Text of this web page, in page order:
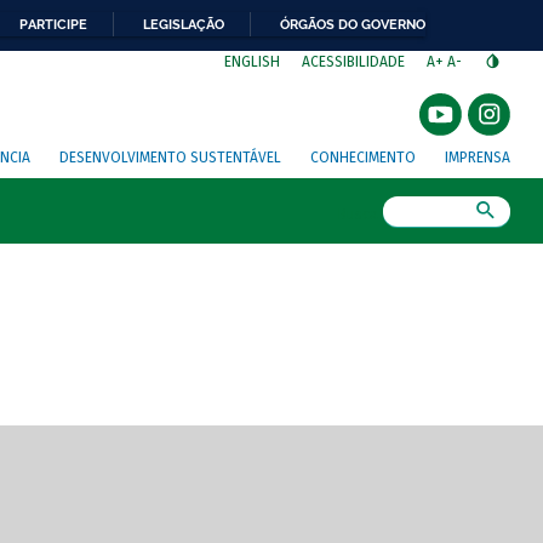
PARTICIPE LEGISLAÇÃO ÓRGÃOS DO GOVERNO
ENGLISH ACESSIBILIDADE A+ A-
DESENVOLVIMENTO SUSTENTÁVEL CONHECIMENTO IMPRENSA
de tela